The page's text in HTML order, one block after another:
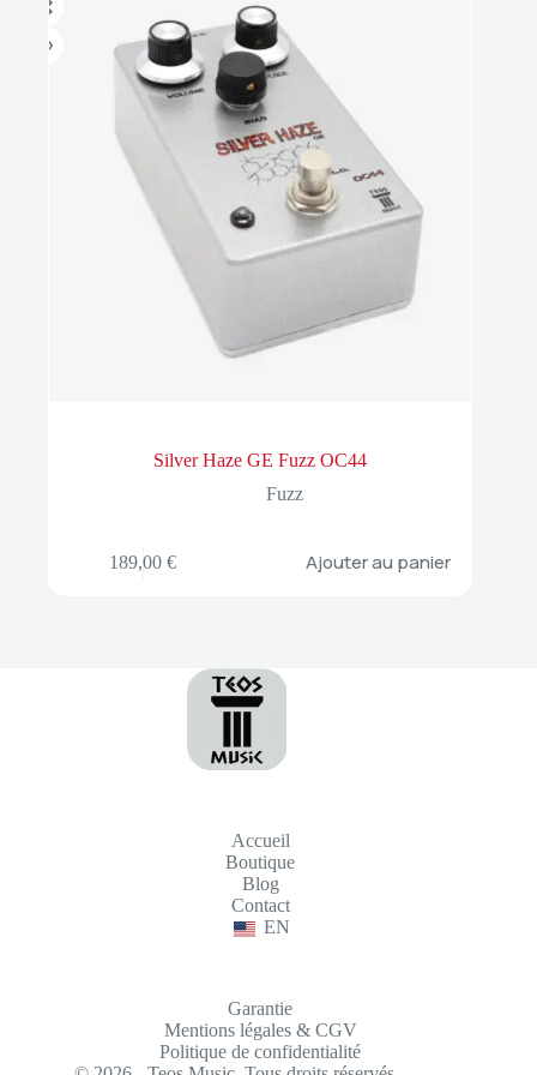
Silver Haze GE Fuzz OC44
Fuzz
189,00€ Ajouter au panier
Accueil
Boutique
Blog
Contact
EN
Garantie
Mentions légales & CGV
Politique de confidentialité